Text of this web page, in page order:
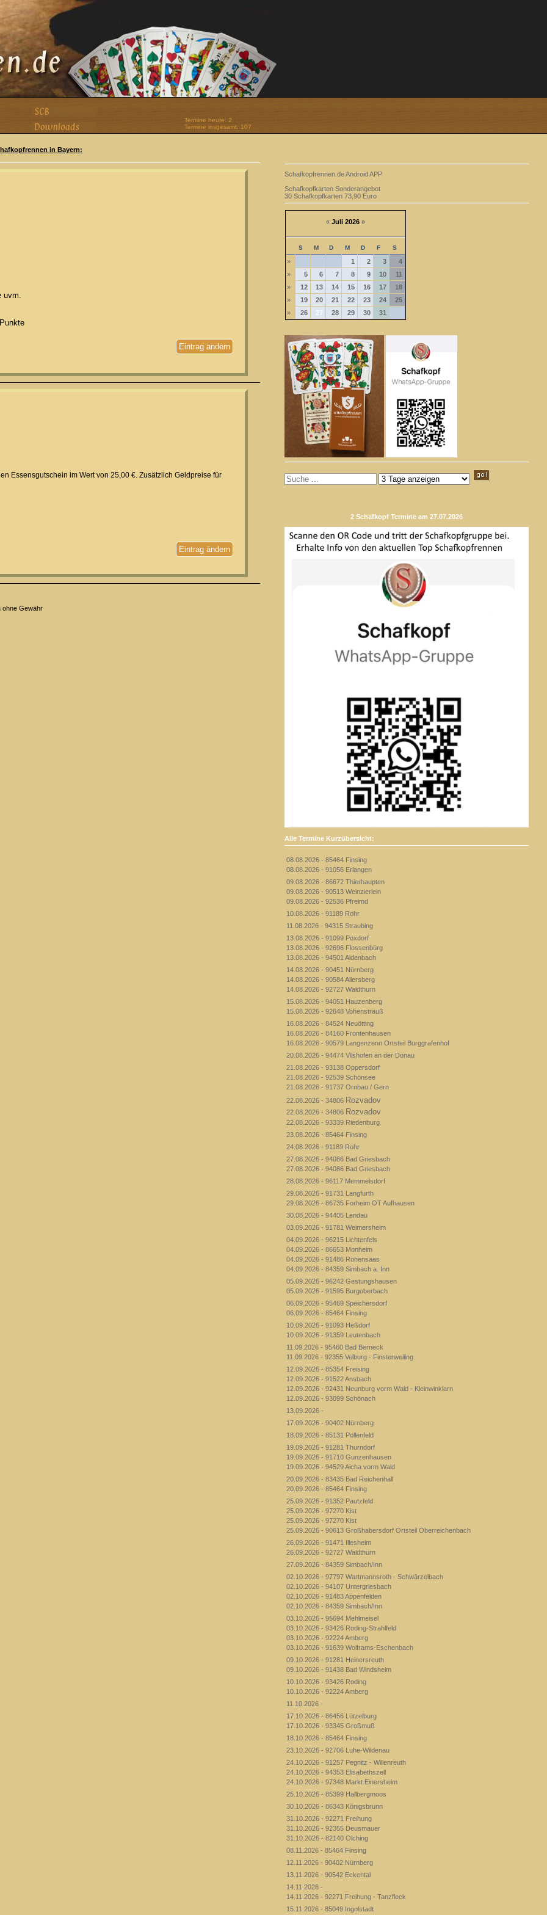
Termine heute: 2
Termine insgesamt: 107
in Bayern:
uvm.
Eintrag ändern
Essensgutschein im Wert von 25,00 €. Zusätzlich Geldpreise für
Eintrag ändern
ohne Gewähr
Schafkopfrennen.de Android APP
Schafkopfkarten Sonderangebot
30 Schafkopfkarten 73,90 Euro
« Juli 2026 »
S M D M D F S
» 1 2 3
4
»
5 6 7 8 9 10
11
»
12 13 14 15 16 17
18
»
19 20 21 22 23 24
25
»
26 27 28 29 30 31
2 Schafkopf Termine am 27.07.2026
Alle Termine Kurzübersicht:
08.08.2026 - 85464 Finsing
08.08.2026 - 91056 Erlangen
09.08.2026 - 86672 Thierhaupten
09.08.2026 - 90513 Weinzierlein
09.08.2026 - 92536 Pfreimd
10.08.2026 - 91189 Rohr
11.08.2026 - 94315 Straubing
13.08.2026 - 91099 Poxdorf
13.08.2026 - 92696 Flossenbürg
13.08.2026 - 94501 Aidenbach
14.08.2026 - 90451 Nürnberg
14.08.2026 - 90584 Allersberg
14.08.2026 - 92727 Waldthurn
15.08.2026 - 94051 Hauzenberg
15.08.2026 - 92648 Vohenstrauß
16.08.2026 - 84524 Neuötting
16.08.2026 - 84160 Frontenhausen
16.08.2026 - 90579 Langenzenn Ortsteil Burggrafenhof
20.08.2026 - 94474 Vilshofen an der Donau
21.08.2026 - 93138 Oppersdorf
21.08.2026 - 92539 Schönsee
21.08.2026 - 91737 Ornbau / Gern
22.08.2026 - 34806 Rozvadov
22.08.2026 - 34806 Rozvadov
22.08.2026 - 93339 Riedenburg
23.08.2026 - 85464 Finsing
24.08.2026 - 91189 Rohr
27.08.2026 - 94086 Bad Griesbach
27.08.2026 - 94086 Bad Griesbach
28.08.2026 - 96117 Memmelsdorf
29.08.2026 - 91731 Langfurth
29.08.2026 - 86735 Forheim OT Aufhausen
30.08.2026 - 94405 Landau
03.09.2026 - 91781 Weimersheim
04.09.2026 - 96215 Lichtenfels
04.09.2026 - 86653 Monheim
04.09.2026 - 91486 Rohensaas
04.09.2026 - 84359 Simbach a. Inn
05.09.2026 - 96242 Gestungshausen
05.09.2026 - 91595 Burgoberbach
06.09.2026 - 95469 Speichersdorf
06.09.2026 - 85464 Finsing
10.09.2026 - 91093 Heßdorf
10.09.2026 - 91359 Leutenbach
11.09.2026 - 95460 Bad Berneck
11.09.2026 - 92355 Velburg - Finsterweiling
12.09.2026 - 85354 Freising
12.09.2026 - 91522 Ansbach
12.09.2026 - 92431 Neunburg vorm Wald - Kleinwinklarn
12.09.2026 - 93099 Schönach
13.09.2026 -
17.09.2026 - 90402 Nürnberg
18.09.2026 - 85131 Pollenfeld
19.09.2026 - 91281 Thurndorf
19.09.2026 - 91710 Gunzenhausen
19.09.2026 - 94529 Aicha vorm Wald
20.09.2026 - 83435 Bad Reichenhall
20.09.2026 - 85464 Finsing
25.09.2026 - 91352 Pautzfeld
25.09.2026 - 97270 Kist
25.09.2026 - 97270 Kist
25.09.2026 - 90613 Großhabersdorf Ortsteil Oberreichenbach
26.09.2026 - 91471 Illesheim
26.09.2026 - 92727 Waldthurn
27.09.2026 - 84359 Simbach/Inn
02.10.2026 - 97797 Wartmannsroth - Schwärzelbach
02.10.2026 - 94107 Untergriesbach
02.10.2026 - 91483 Appenfelden
02.10.2026 - 84359 Simbach/Inn
03.10.2026 - 95694 Mehlmeisel
03.10.2026 - 93426 Roding-Strahlfeld
03.10.2026 - 92224 Amberg
03.10.2026 - 91639 Wolframs-Eschenbach
09.10.2026 - 91281 Heinersreuth
09.10.2026 - 91438 Bad Windsheim
10.10.2026 - 93426 Roding
10.10.2026 - 92224 Amberg
11.10.2026 -
17.10.2026 - 86456 Lützelburg
17.10.2026 - 93345 Großmuß
18.10.2026 - 85464 Finsing
23.10.2026 - 92706 Luhe-Wildenau
24.10.2026 - 91257 Pegnitz - Willenreuth
24.10.2026 - 94353 Elisabethszell
24.10.2026 - 97348 Markt Einersheim
25.10.2026 - 85399 Hallbergmoos
30.10.2026 - 86343 Königsbrunn
31.10.2026 - 92271 Freihung
31.10.2026 - 92355 Deusmauer
31.10.2026 - 82140 Olching
08.11.2026 - 85464 Finsing
12.11.2026 - 90402 Nürnberg
13.11.2026 - 90542 Eckental
14.11.2026 -
14.11.2026 - 92271 Freihung - Tanzfleck
15.11.2026 - 85049 Ingolstadt